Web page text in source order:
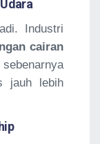
Industri
cairan
jauh lebih